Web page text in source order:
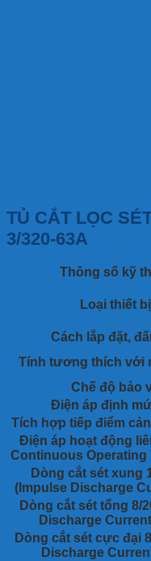
TỦ CẮT LỌC
3/320-63A
Thông số kỹ
Loại thiết bị
Cách lắp đặt,
Tính tương thích với
Chế độ bảo
Điện áp định
Tích hợp tiếp điểm
Điện áp hoạt động
Continuous Operating
Dòng cắt sét xung
(Impulse Discharge
Dòng cắt sét tổng 8/
Discharge
Dòng cắt sét cực đại
Discharge